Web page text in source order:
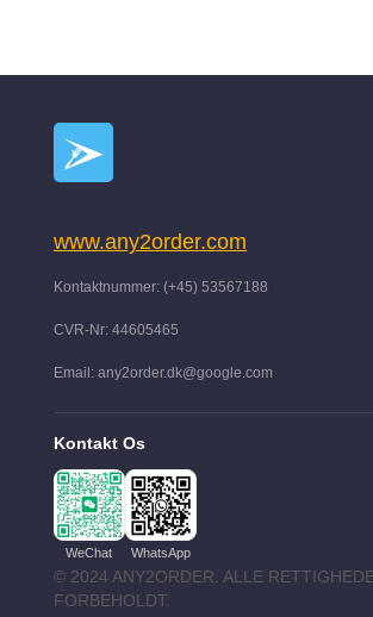
www.any2order.com
Kontaktnummer: (+45) 53567188
CVR-Nr: 44605465
Email: any2order.dk@google.com
Kontakt Os
WeChat WhatsApp
© 2024 ANY2ORDER. ALLE
FORBEHOLDT.